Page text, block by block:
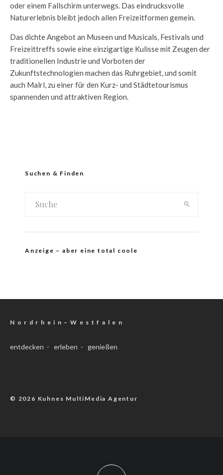
oder einem Fallschirm unterwegs. Das eindrucksvolle
Naturerlebnis bleibt jedoch allen Freizeitformen gemein.
Das dichte Angebot an Museen und Musicals, Festivals und
Freizeittreffs sowie eine einzigartige Kulisse mit Zeugen der
traditionellen Industrie und Vorboten der
Zukunftstechnologien machen das Ruhrgebiet, und somit
auch Malrl, zu einer für den Kurz- und Städtetourismus
spannenden und attraktiven Region.
Suchen & Finden
Anzeige – aber eine total coole
N o r d r h e i n – W e s t f a l e n
entdecken - erleben - genießen
© 2026 Kuhnes MultiMedia Agentur